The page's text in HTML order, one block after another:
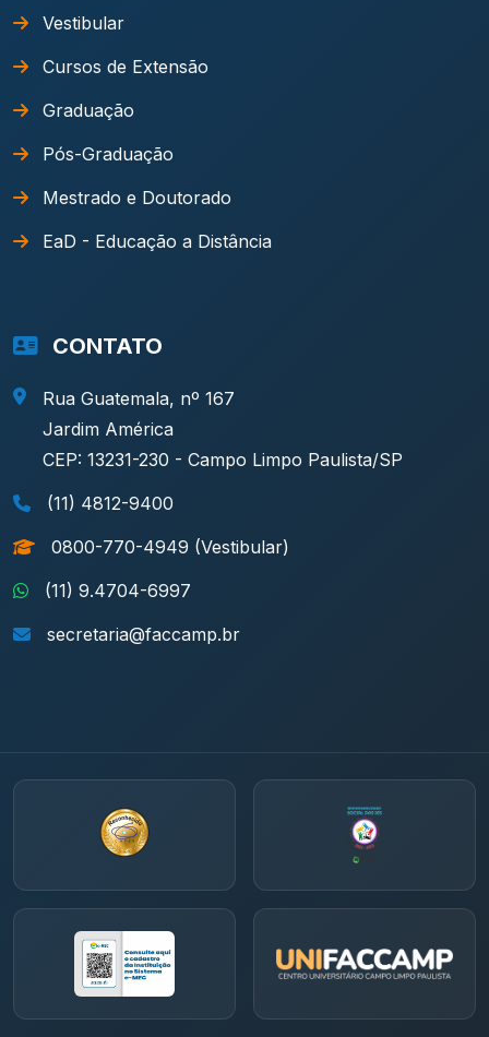
Vestibular
Cursos de Extensão
Graduação
Pós-Graduação
Mestrado e Doutorado
EaD - Educação a Distância
CONTATO
Rua Guatemala, nº 167
Jardim América
CEP: 13231-230 - Campo Limpo Paulista/SP
(11) 4812-9400
0800-770-4949 (Vestibular)
(11) 9.4704-6997
secretaria@faccamp.br